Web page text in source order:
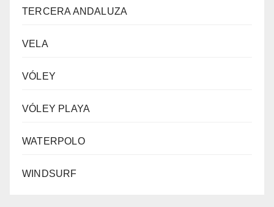
TERCERA ANDALUZA
VELA
VÓLEY
VÓLEY PLAYA
WATERPOLO
WINDSURF